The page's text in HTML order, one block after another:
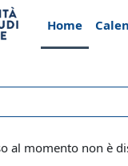
Home
al momento non è